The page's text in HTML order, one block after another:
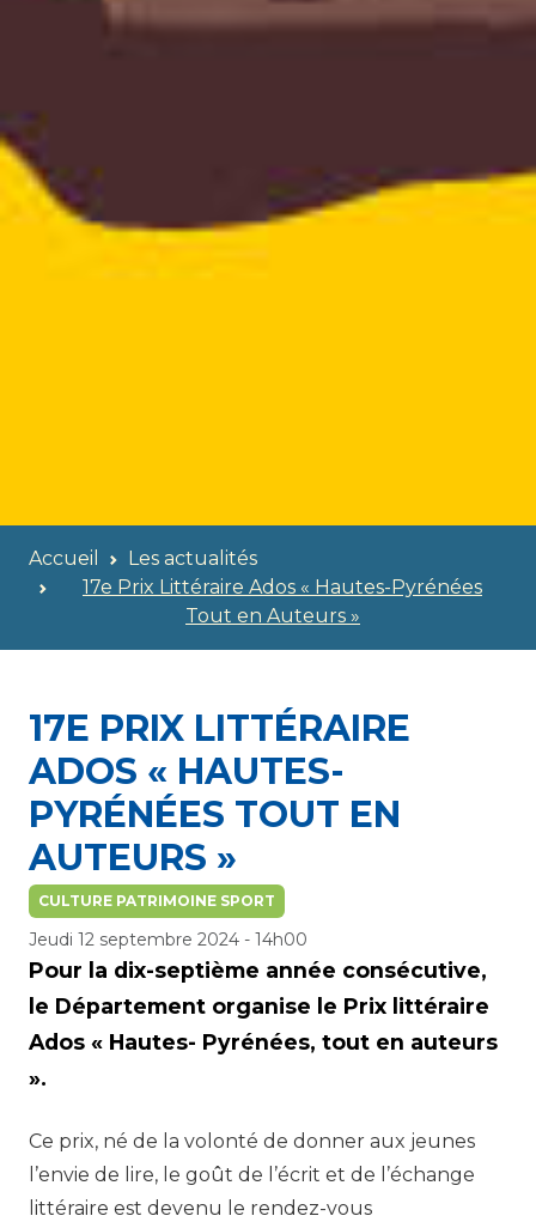
Accueil
Les actualités
17e Prix Littéraire Ados « Hautes-Pyrénées
Tout en Auteurs »
17E PRIX LITTÉRAIRE
ADOS « HAUTES-
PYRÉNÉES TOUT EN
AUTEURS »
CULTURE PATRIMOINE SPORT
Jeudi 12 septembre 2024 - 14h00
Pour la dix-septième année consécutive,
le Département organise le Prix littéraire
Ados « Hautes- Pyrénées, tout en auteurs
».
Ce prix, né de la volonté de donner aux jeunes
l’envie de lire, le goût de l’écrit et de l’échange
littéraire est devenu le rendez-vous